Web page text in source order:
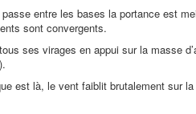
entre les bases la portance est
sont convergents.
ses virages en appui sur la masse
est là, le vent faiblit brutalement sur